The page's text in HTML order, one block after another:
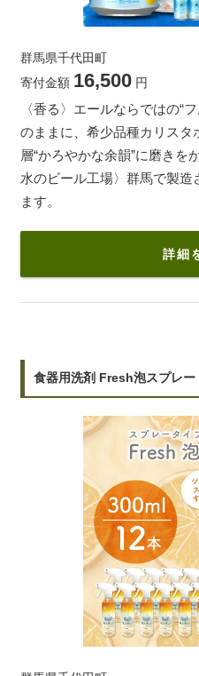
群馬県千代田町
寄付金額 16,500 円
〈香る〉エールならではの“
のままに、希少品種カリスタ
層“かろやかな余韻”に磨きを
水のビール工場〉群馬で製造
ます。
詳細
食器用洗剤 Fresh泡スプレー